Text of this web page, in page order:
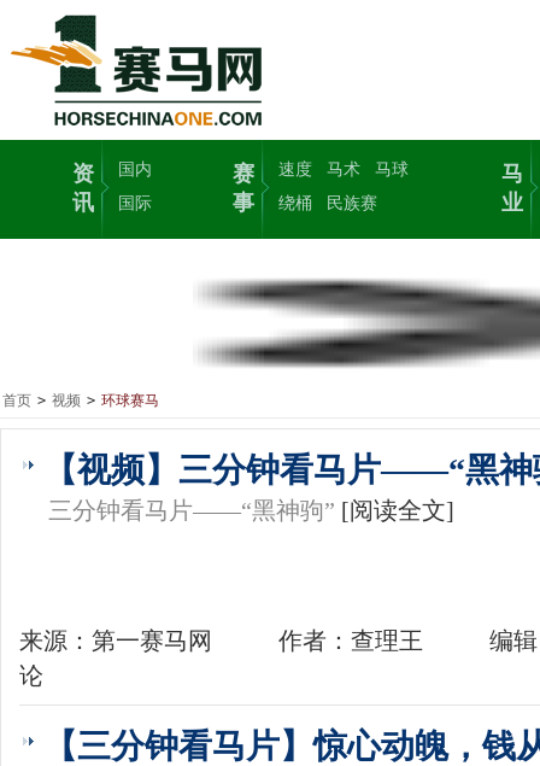
资
讯
国内
国际
赛
事
速度 马术
马球
绕桶
民族赛
马
业
首页 > 视频 > 环球赛马
【视频】三分钟看马片——“黑神
三分钟看马片——“黑神驹” [阅读全文]
来源：第一赛马网 作者：查理王
编
论
【三分钟看马片】惊心动魄，钱